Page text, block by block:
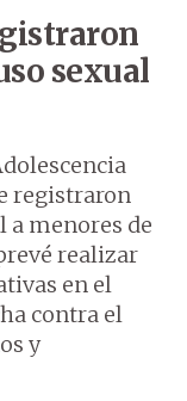
sexual
registraron
a menores de
realizar
en el
contra el
y